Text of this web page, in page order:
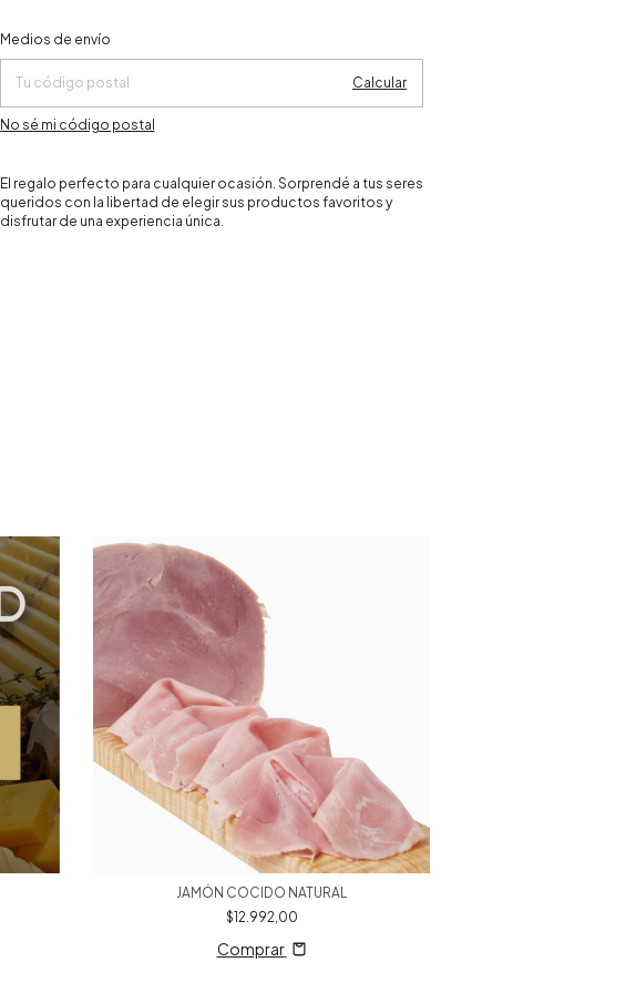
Entregas para el CP:
Medios de envío
Calcular
No sé mi código postal
El regalo perfecto para cualquier ocasión. Sorprendé a tus seres
queridos con la libertad de elegir sus productos favoritos y
disfrutar de una experiencia única.
JAMÓN COCIDO NATURAL
$12.992,00
Comprar